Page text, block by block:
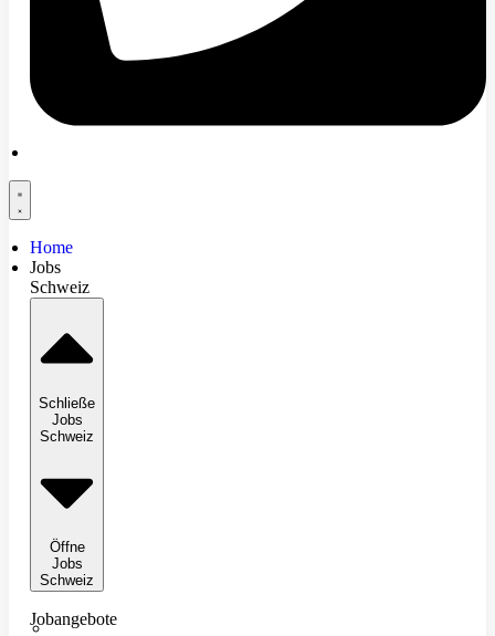
Home
Jobs
Schweiz
Schließe
Jobs
Schweiz
Öffne
Jobs
Schweiz
Jobangebote